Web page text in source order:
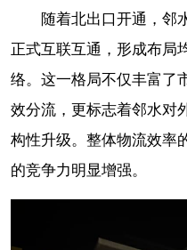
随着北出口开通，邻
正式互联互通，形成布局
络。这一格局不仅丰富了
效分流，更标志着邻水对
构性升级。整体物流效率
的竞争力明显增强。